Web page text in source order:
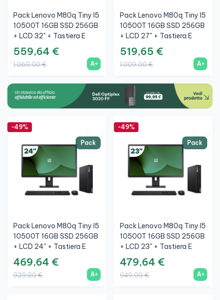
Pack Lenovo M80q Tiny I5
10500T 16GB SSD 256GB
+ LCD 32" + Tastiera E
Mouse Wireless + WiFi
559,64 €
1.069,00 € A+
Pack Lenovo M80q Tiny I5
10500T 16GB SSD 256GB
+ LCD 27" + Tastiera E
Mouse Wireless + WiFi
519,65 €
1.009,00 € A+
Pack
-49%
Pack Lenovo M80q Tiny I5
10500T 16GB SSD 256GB
+ LCD 24" + Tastiera E
Mouse Wireless + WiFi
469,64 €
929,00 € A+
Pack
-49%
Pack Lenovo M80q Tiny I5
10500T 16GB SSD 256GB
+ LCD 23" + Tastiera E
Mouse Wireless + WiFi
479,64 €
949,00 € A+